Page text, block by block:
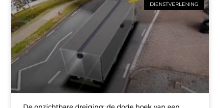
DIENSTVERLENING
De onzichtbare dreiging: de dode hoek van een